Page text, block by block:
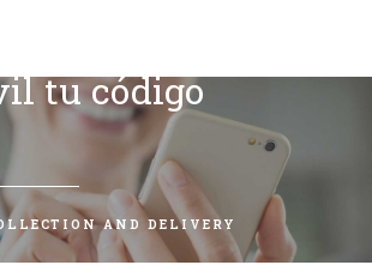
tu código
AND DELIVERY